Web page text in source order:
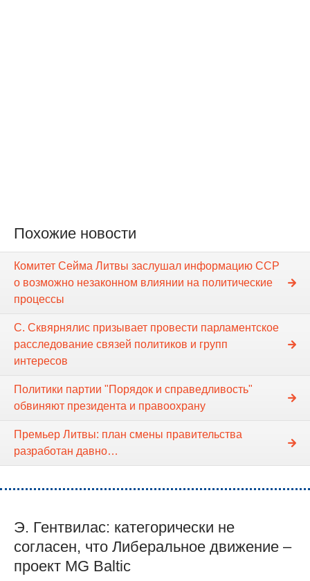
Похожие новости
Комитет Сейма Литвы заслушал информацию ССР
о возможно незаконном влиянии на политические
процессы
С. Сквярнялис призывает провести парламентское
расследование связей политиков и групп
интересов
Политики партии "Порядок и справедливость"
обвиняют президента и правоохрану
Премьер Литвы: план смены правительства
разработан давно…
Э. Гентвилас: категорически не
согласен, что Либеральное движение –
проект MG Baltic